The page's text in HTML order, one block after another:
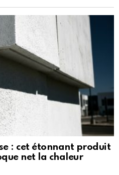
: cet étonnant produit
net la chaleur